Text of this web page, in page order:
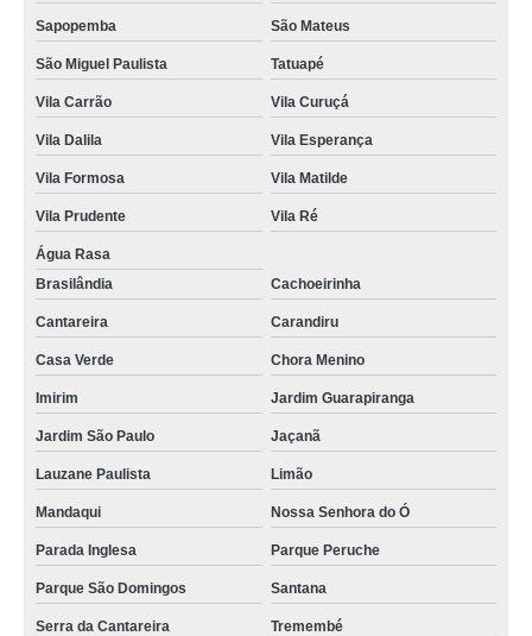
Sapopemba São Mateus
São Miguel Paulista Tatuapé
Vila Carrão Vila Curuçá
Vila Dalila Vila Esperança
Vila Formosa Vila Matilde
Vila Prudente Vila Ré
Água Rasa
Brasilândia
Cachoeirinha
Cantareira Carandiru
Casa Verde Chora Menino
Imirim Jardim Guarapiranga
Jardim São Paulo Jaçanã
Lauzane Paulista Limão
Mandaqui Nossa Senhora do Ó
Parada Inglesa Parque Peruche
Parque São Domingos Santana
Serra da Cantareira Tremembé